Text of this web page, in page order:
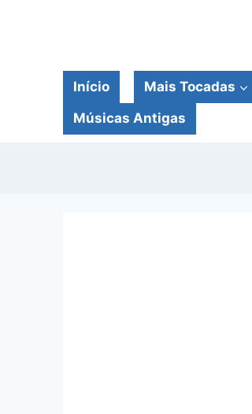
Conteúdo
Início Mais Tocadas
Músicas Antigas